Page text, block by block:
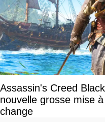
Assassin's Creed
nouvelle grosse mise
change